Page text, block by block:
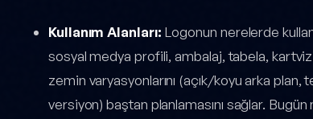
Kullanım Alanları: Logonun nerelerde
sosyal medya profili, ambalaj, tabela,
zemin varyasyonlarını (açık/koyu arka
versiyon) baştan planlamasını sağlar.